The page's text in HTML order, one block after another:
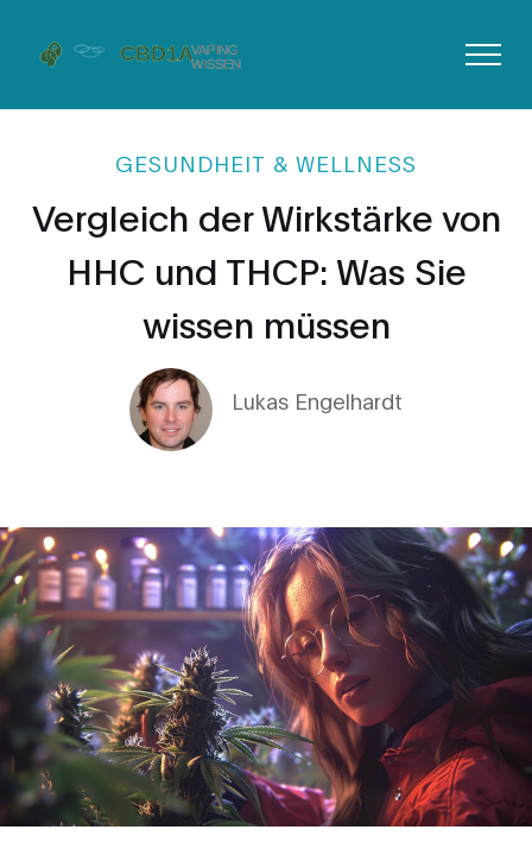
GESUNDHEIT & WELLNESS
Vergleich der Wirkstärke von
HHC und THCP: Was Sie
wissen müssen
Lukas Engelhardt